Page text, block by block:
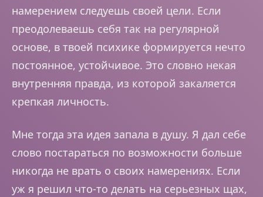
намерением следуешь своей цели. Если
преодолеваешь себя так на регулярной
основе, в твоей психике формируется нечто
постоянное, устойчивое. Это словно некая
внутренняя правда, из которой закаляется
крепкая личность.
Мне тогда эта идея запала в душу. Я дал себе
слово постараться по возможности больше
никогда не врать о своих намерениях. Если
уж я решил что-то делать на серьезных щах,